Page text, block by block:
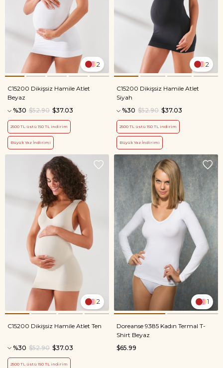
2
C15200 Dikişsiz Hamile Atlet
Beyaz
%30
$37.03
$52.90
2500 TL üstü 150 TL indirim
Büyük Yaz İndirimi
2
C15200 Dikişsiz Hamile Atlet
Siyah
%30
$37.03
$52.90
2500 TL üstü 150 TL indirim
Büyük Yaz İndirimi
2
C15200 Dikişsiz Hamile Atlet Ten
%30 $37.03
$52.90
2500 TL üstü 150 TL indirim
1
Doreanse 9385 Kadın Termal T-
Shirt Beyaz
$65.99